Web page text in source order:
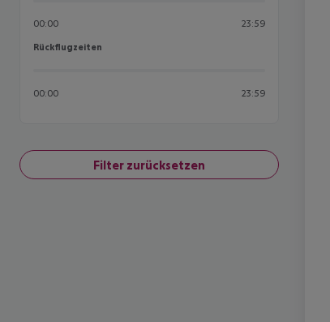
00:00 23:59
Rückflugzeiten
Rückflugzeiten
00:00 23:59
Filter zurücksetzen